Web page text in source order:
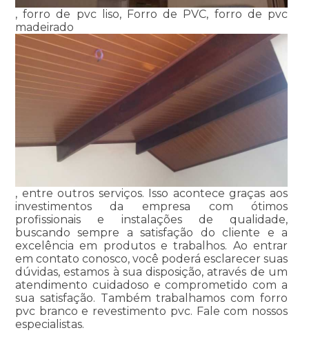
, forro de pvc liso, Forro de PVC, forro de pvc
madeirado
, entre outros serviços. Isso acontece graças aos
investimentos da empresa com ótimos
profissionais e instalações de qualidade,
buscando sempre a satisfação do cliente e a
excelência em produtos e trabalhos. Ao entrar
em contato conosco, você poderá esclarecer suas
dúvidas, estamos à sua disposição, através de um
atendimento cuidadoso e comprometido com a
sua satisfação. Também trabalhamos com forro
pvc branco e revestimento pvc. Fale com nossos
especialistas.